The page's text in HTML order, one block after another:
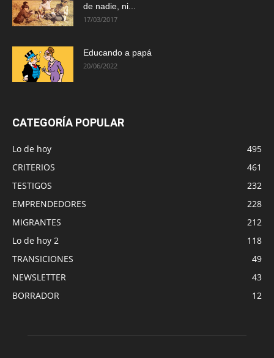
de nadie, ni...
17/03/2017
Educando a papá
20/06/2022
CATEGORÍA POPULAR
Lo de hoy
495
CRITERIOS
461
TESTIGOS
232
EMPRENDEDORES
228
MIGRANTES
212
Lo de hoy 2
118
TRANSICIONES
49
NEWSLETTER
43
BORRADOR
12